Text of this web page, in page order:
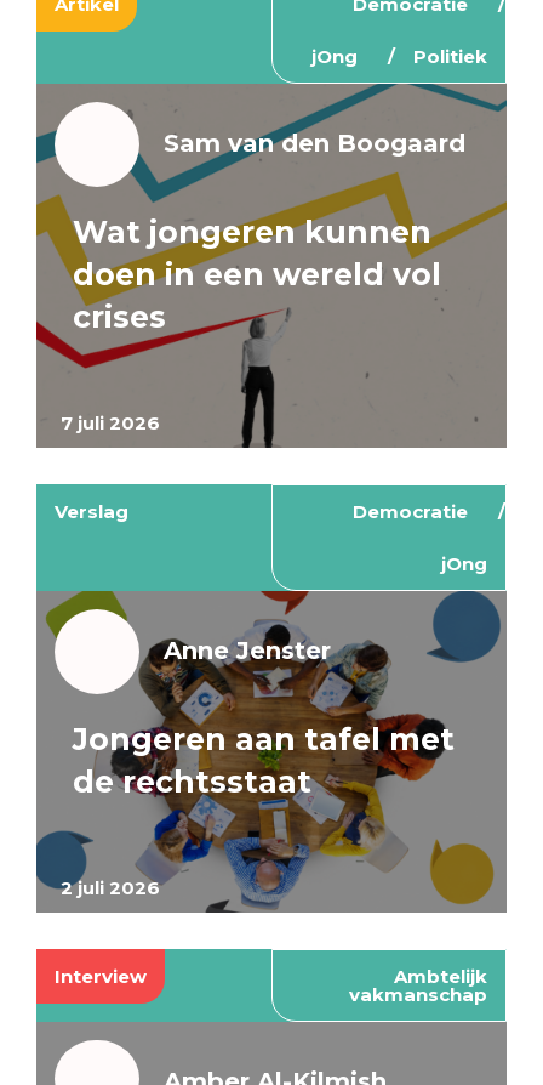
jOng Politiek
7 juli 2026
Sam van den Boogaard
Wat jongeren kunnen
doen in een wereld vol
crises
Verslag Democratie
jOng
2 juli 2026
Anne Jenster
Jongeren aan tafel met
de rechtsstaat
Interview Ambtelijk
vakmanschap